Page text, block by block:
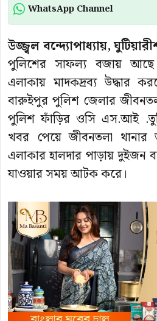
WhatsApp Channel
উজ্জ্বল বন্দ্যোপাধ্যায়,
পুলিশের সাফল্য বজায়
এলাকায় মাদকদ্রব্য উদ্ধার
বারুইপুর পুলিশ জেলার
পুলিশ ফাঁড়ির ওসি এস.আই
খবর পেয়ে জীবনতলা থানার
এলাকার হালদার পাড়ায় দুইজন
যাওয়ার সময় আটক করে।